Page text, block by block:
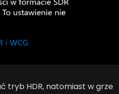
tryb HDR, natomiast w grze